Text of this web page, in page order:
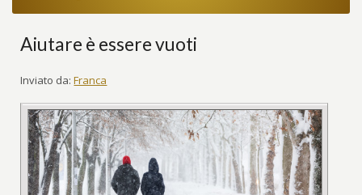
Aiutare è essere vuoti
Inviato da: Franca